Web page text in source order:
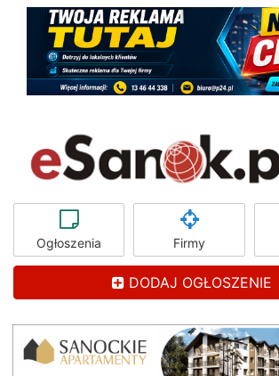
Ogłoszenia Firmy
DODAJ OGŁOSZENIE